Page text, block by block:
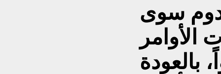
سوى
بالعودة